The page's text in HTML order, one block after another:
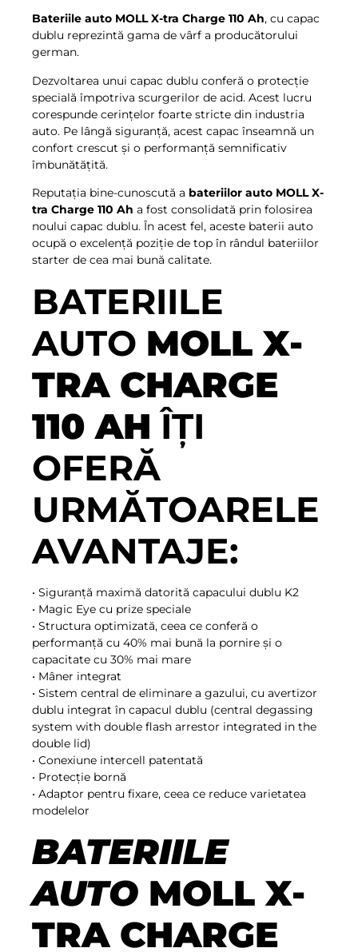
Bateriile auto MOLL X-tra Charge 110 Ah, cu capac
dublu reprezintă gama de vârf a producătorului
german.
Dezvoltarea unui capac dublu conferă o protecție
specială împotriva scurgerilor de acid. Acest lucru
corespunde cerințelor foarte stricte din industria
auto. Pe lângă siguranță, acest capac înseamnă un
confort crescut și o performanță semnificativ
îmbunătățită.
Reputația bine-cunoscută a bateriilor auto MOLL X-
tra Charge 110 Ah a fost consolidată prin folosirea
noului capac dublu. În acest fel, aceste baterii auto
ocupă o excelență poziție de top în rândul bateriilor
starter de cea mai bună calitate.
BATERIILE
AUTO MOLL X-
TRA CHARGE
110 AH ÎȚI
OFERĂ
URMĂTOARELE
AVANTAJE:
• Siguranță maximă datorită capacului dublu K2
• Magic Eye cu prize speciale
• Structura optimizată, ceea ce conferă o
performanță cu 40% mai bună la pornire și o
capacitate cu 30% mai mare
• Mâner integrat
• Sistem central de eliminare a gazului, cu avertizor
dublu integrat în capacul dublu (central degassing
system with double flash arrestor integrated in the
double lid)
• Conexiune intercell patentată
• Protecție bornă
• Adaptor pentru fixare, ceea ce reduce varietatea
modelelor
BATERIILE
AUTO MOLL X-
TRA CHARGE